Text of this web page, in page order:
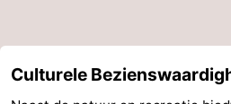
Culturele